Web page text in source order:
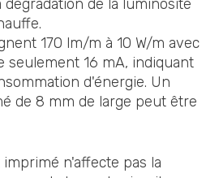
de la luminosité
170 lm/m à 10 W/m avec
seulement 16 mA, indiquant
d'énergie. Un
de 8 mm de large peut être
n'affecte pas la